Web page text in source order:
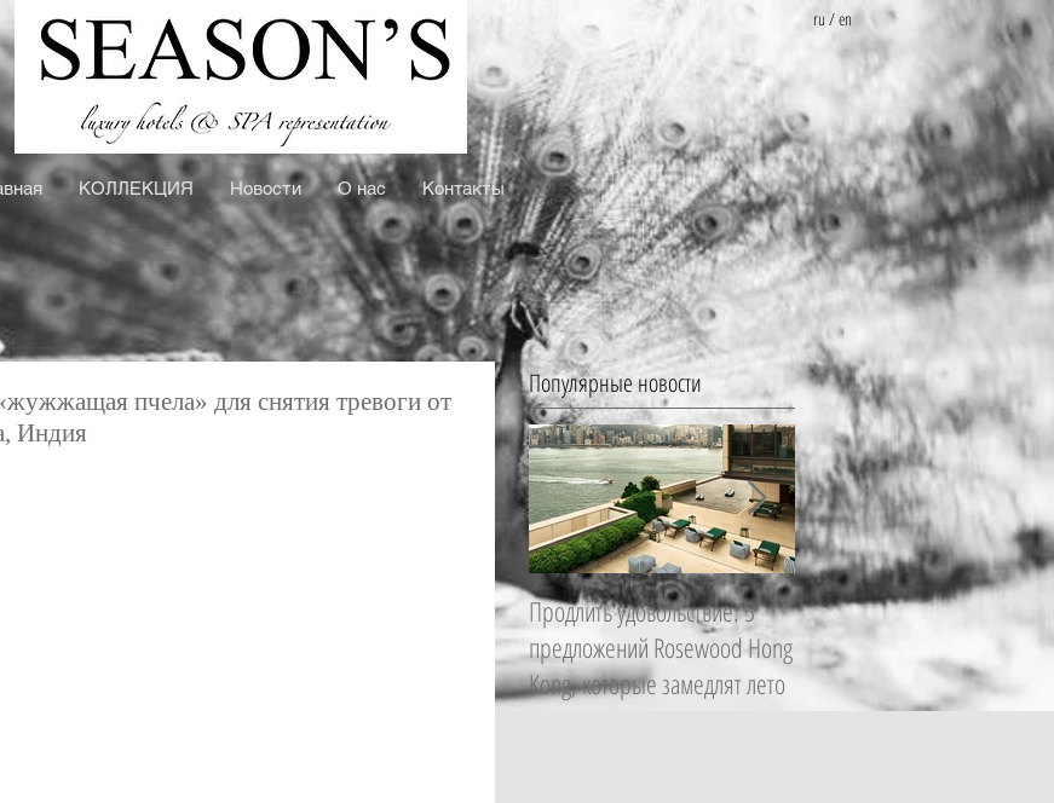
КOЛЛЕКЦИЯ Новости О нас Контакты
ru /en
пчела» для снятия тревоги от
Индия
Популярные новости
Продлить удовольствие: 5
предложений Rosewood Hong
Kong, которые замедлят лето
Начать с главного: гид по
программе Essential в ZEM
Wellness Clinic Altea, которая
изменит качество жизни за